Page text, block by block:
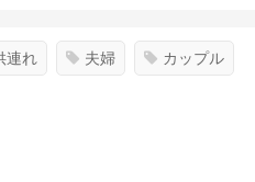
連れ 夫婦 カップル